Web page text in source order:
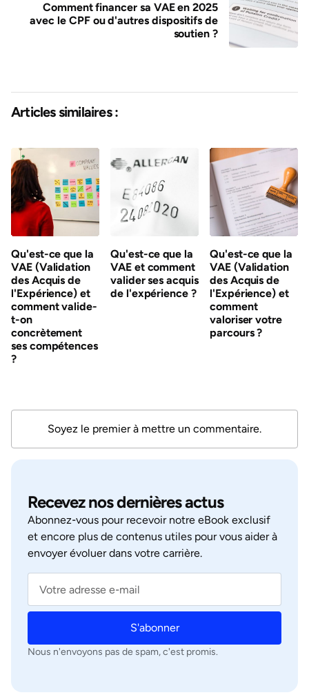
Comment financer sa VAE en 2025
avec le CPF ou d'autres dispositifs de
soutien ?
Articles similaires :
Qu'est-ce que la
VAE (Validation
des Acquis de
l'Expérience) et
comment valide-
t-on
concrètement
ses compétences
?
Qu'est-ce que la
VAE et comment
valider ses acquis
de l'expérience ?
Qu'est-ce que la
VAE (Validation
des Acquis de
l'Expérience) et
comment
valoriser votre
parcours ?
Soyez le premier à mettre un commentaire.
Recevez nos dernières actus
Abonnez‑vous pour recevoir notre eBook exclusif
et encore plus de contenus utiles pour vous aider à
envoyer évoluer dans votre carrière.
S'abonner
Nous n'envoyons pas de spam, c'est promis.